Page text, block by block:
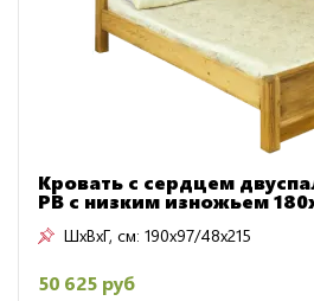
Кровать с сердцем
PB с низким изножьем
ШxВxГ, см: 190x97/48x215
50 625 руб